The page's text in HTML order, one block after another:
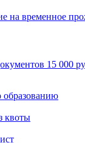
на временное
15 000
квоты